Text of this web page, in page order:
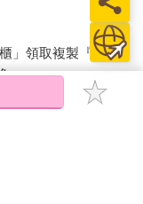
」領取複製『兌換
。
僅能以金石堂專屬